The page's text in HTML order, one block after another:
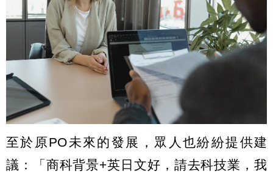
至於原PO未來的發展，眾人也紛紛提供建
議：「商科背景+英日文好，請去科技業，我